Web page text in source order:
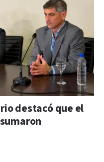
destacó que el